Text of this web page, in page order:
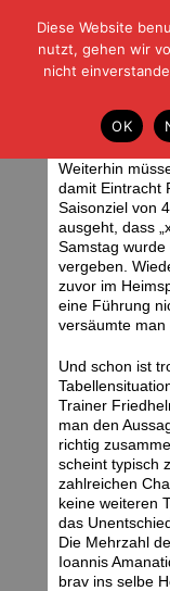
| | |
HOME|
Es
Montag, 14.04.08 |
Weiterhin
damit Eintracht
Saisonziel von
ausgeht, dass
Samstag
vergeben.
zuvor im
eine Führung
versäumte man
Und schon ist
Trainer
man den
richtig
scheint typisch
zahlreichen
keine weiteren
das
Die Mehrzahl
Ioannis
brav ins selbe
Diese Website
nutzt, gehen wir
nicht
OK